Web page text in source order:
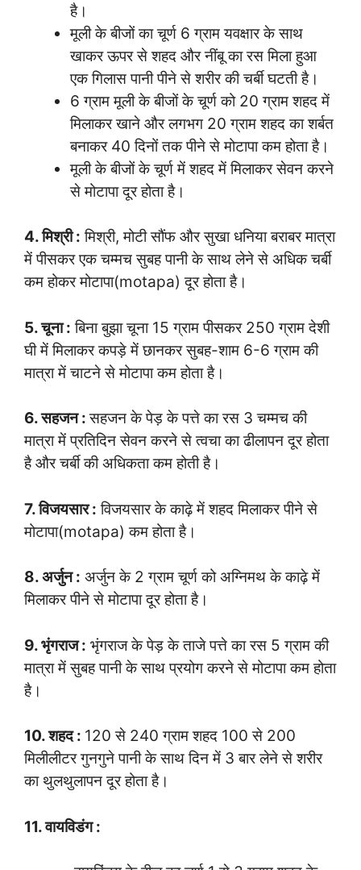
है।
मूली के बीजों का चूर्ण 6 ग्राम यवक्षार के साथ
खाकर ऊपर से शहद और नींबू का रस मिला हुआ
एक गिलास पानी पीने से शरीर की चर्बी घटती है।
6 ग्राम मूली के बीजों के चूर्ण को 20 ग्राम शहद में
मिलाकर खाने और लगभग 20 ग्राम शहद का शर्बत
बनाकर 40 दिनों तक पीने से मोटापा कम होता है।
मूली के बीजों के चूर्ण में शहद में मिलाकर सेवन करने
से मोटापा दूर होता है।
4. मिश्री : मिश्री, मोटी सौंफ और सुखा धनिया बराबर मात्रा
में पीसकर एक चम्मच सुबह पानी के साथ लेने से अधिक चर्बी
कम होकर मोटापा(motapa) दूर होता है।
5. चूना : बिना बुझा चूना 15 ग्राम पीसकर 250 ग्राम देशी
घी में मिलाकर कपड़े में छानकर सुबह-शाम 6-6 ग्राम की
मात्रा में चाटने से मोटापा कम होता है।
6. सहजन :सहजन के पेड़ के पत्ते का रस 3 चम्मच की
मात्रा में प्रतिदिन सेवन करने से त्वचा का ढीलापन दूर होता
है और चर्बी की अधिकता कम होती है।
7. विजयसार : विजयसार के काढ़े में शहद मिलाकर पीने से
मोटापा(motapa) कम होता है।
8. अर्जुन : अर्जुन के 2 ग्राम चूर्ण को अग्निमथ के काढ़े में
मिलाकर पीने से मोटापा दूर होता है।
9. भृंगराज : भृंगराज के पेड़ के ताजे पत्ते का रस 5 ग्राम की
मात्रा में सुबह पानी के साथ प्रयोग करने से मोटापा कम होता
है।
10. शहद : 120 से 240 ग्राम शहद 100 से 200
मिलीलीटर गुनगुने पानी के साथ दिन में 3 बार लेने से शरीर
का थुलथुलापन दूर होता है।
11. वायविडंग :